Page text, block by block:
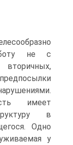
не с
имеет
в
Одно
у